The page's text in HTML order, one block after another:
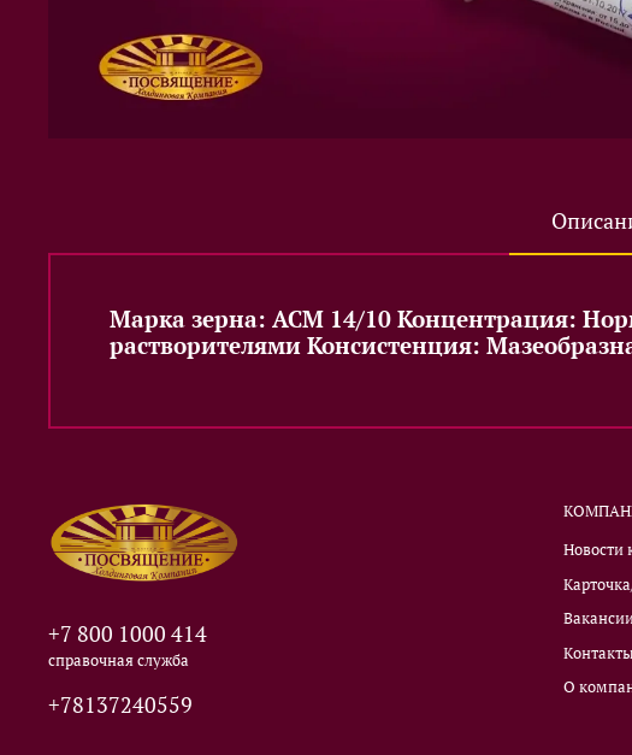
Марка зерна: АСМ 14/10 Концентрация:
растворителями Консистенция:
Новости
Контакты
О
+7 800 1000 414
справочная служба
+78137240559